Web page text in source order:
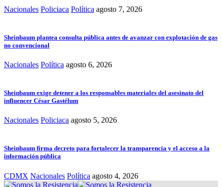
Nacionales Policiaca Política agosto 7, 2026
Sheinbaum plantea consulta pública antes de avanzar con explotación de gas
no convencional
Nacionales Política agosto 6, 2026
Sheinbaum exige detener a los responsables materiales del asesinato del
influencer César Gastélum
Nacionales Policiaca agosto 5, 2026
Sheinbaum firma decreto para fortalecer la transparencia y el acceso a la
información pública
CDMX Nacionales Política agosto 4, 2026